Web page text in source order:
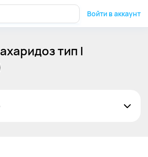
Войти в аккаунт
тип I